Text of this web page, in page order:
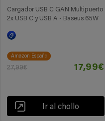
Cargador USB C GAN Multipuerto
2x USB C y USB A - Baseus 65W
Amazon España
27,99€ 17,99€
Ir al chollo